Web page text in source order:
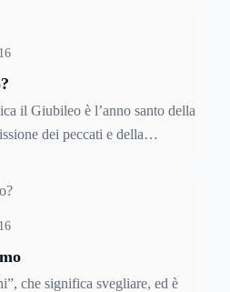
cosa significa essere ebrei oggi?
del medio-oriente? Ecco
e tutti gli approfondimenti
al meglio questa religione.
il Giubileo è l’anno santo della
dei peccati e della
i fedeli si recano a Roma per
Giubileo; quando si celebra,
che significa svegliare, ed è